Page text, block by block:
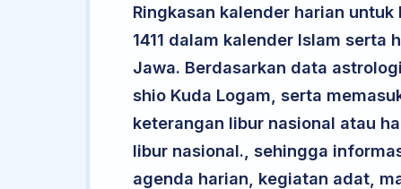
Ringkasan kalender harian
1411 dalam kalender Islam serta
Jawa. Berdasarkan data
shio Kuda Logam, serta
keterangan libur nasional atau
libur nasional., sehingga
agenda harian, kegiatan adat,